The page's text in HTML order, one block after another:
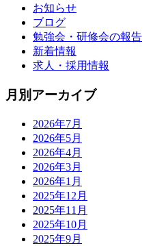
お知らせ
ブログ
勉強会・研修会の報告
新着情報
求人・採用情報
月別アーカイブ
2026年7月
2026年5月
2026年4月
2026年3月
2026年1月
2025年12月
2025年11月
2025年10月
2025年9月